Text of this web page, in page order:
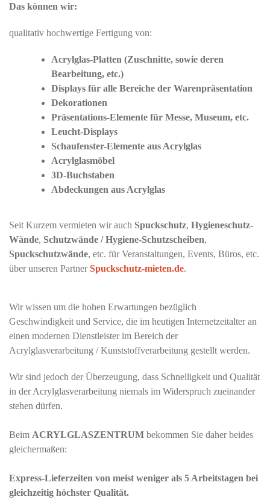
Das können wir:
qualitativ hochwertige Fertigung von:
Acrylglas-Platten (Zuschnitte, sowie deren
Bearbeitung, etc.)
Displays für alle Bereiche der Warenpräsentation
Dekorationen
Präsentations-Elemente für Messe, Museum, etc.
Leucht-Displays
Schaufenster-Elemente aus Acrylglas
Acrylglasmöbel
3D-Buchstaben
Abdeckungen aus Acrylglas
Seit Kurzem vermieten wir auch Spuckschutz, Hygieneschutz-
Wände, Schutzwände / Hygiene-Schutzscheiben,
Spuckschutzwände, etc. für Veranstaltungen, Events, Büros, etc.
über unseren PartnerSpuckschutz-mieten.de.
Wir wissen um die hohen Erwartungen bezüglich
Geschwindigkeit und Service, die im heutigen Internetzeitalter an
einen modernen Dienstleister im Bereich der
Acrylglasverarbeitung / Kunststoffverarbeitung gestellt werden.
Wir sind jedoch der Überzeugung, dass Schnelligkeit und Qualität
in der Acrylglasverarbeitung niemals im Widerspruch zueinander
stehen dürfen.
Beim ACRYLGLASZENTRUM bekommen Sie daher beides
gleichermaßen:
Express-Lieferzeiten von meist weniger als 5 Arbeitstagen bei
gleichzeitig höchster Qualität.